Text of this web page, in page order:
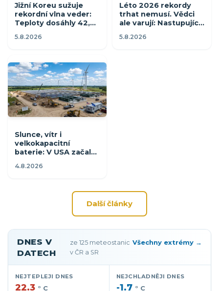
Jižní Koreu sužuje
rekordní vlna veder:
Teploty dosáhly 42,5
stav katastrofy
5.8.2026
Léto 2026 rekordy
trhat nemusí. Vědci
ale varují: Nastupující
5.8.2026
Slunce, vítr i
velkokapacitní
baterie: V USA začala
projektů pro 100 000
4.8.2026
Další články
Meteostanice, aktuální
DNES V
DATECH
ze 125 meteostanic
v ČR a SR
Všechny extrémy →
NEJTEPLEJI DNES
22.3 ° C
NEJCHLADNĚJI DNES
-1.7 ° C